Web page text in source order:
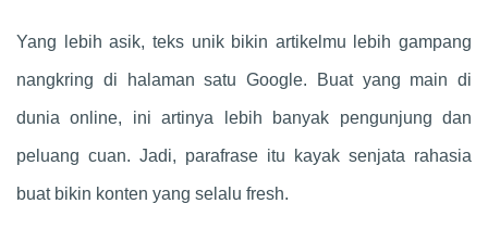
Yang lebih asik, teks unik bikin artikelmu lebih gampang
nangkring di halaman satu Google. Buat yang main di
dunia online, ini artinya lebih banyak pengunjung dan
peluang cuan. Jadi, parafrase itu kayak senjata rahasia
buat bikin konten yang selalu fresh.